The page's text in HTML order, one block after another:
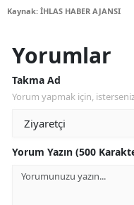
Kaynak: İHLAS HABER AJANSI
Yorumlar
Takma Ad
Yorum yapmak için,
Yorum Yazın (500